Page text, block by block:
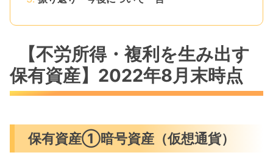
【不労所得・複利を生み出す
保有資産】2022年8月末時点
保有資産①暗号資産（仮想通貨）